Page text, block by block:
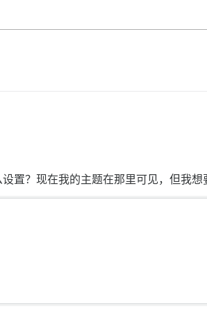
置？现在我的主题在那里可见，但我想